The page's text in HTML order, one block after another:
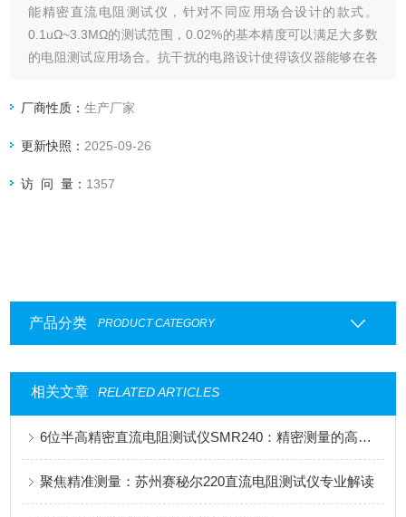
能精密直流电阻测试仪，针对不同应用场合设计的款式。
0.1uΩ~3.3MΩ的测试范围，0.02%的基本精度可以满足大多数
的电阻测试应用场合。抗干扰的电路设计使得该仪器能够在各
厂商性质：生产厂家
更新快照： 2025-09-26
访 问 量： 1357
产品分类 PRODUCT CATEGORY
相关文章 RELATED ARTICLES
6位半高精密直流电阻测试仪SMR240：精密测量的高效之选
聚焦精准测量：苏州赛秘尔220直流电阻测试仪专业解读